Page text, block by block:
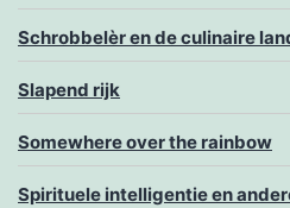
Schrobbelèr en de culinaire
Slapend rijk
Somewhere over the rainbow
Spirituele intelligentie en